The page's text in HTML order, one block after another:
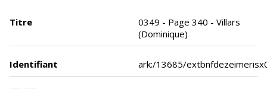
Titre
0349 - Page 340 - Villars
(Dominique)
Identifiant ark:/13685/